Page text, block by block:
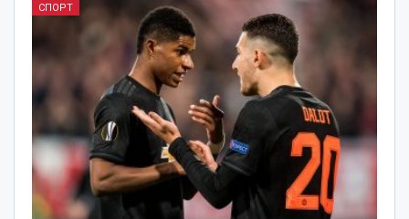
СПОРТ